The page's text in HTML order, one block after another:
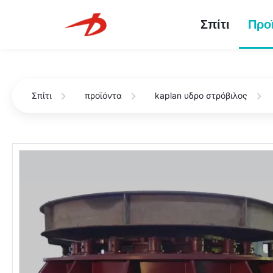
Σπίτι
Σπίτι προϊόντα kaplan υδρο στρόβιλος